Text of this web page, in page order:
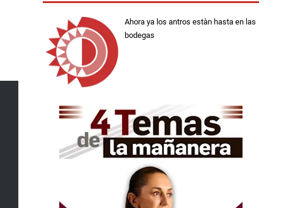
Ahora ya los antros estàn hasta en las
bodegas